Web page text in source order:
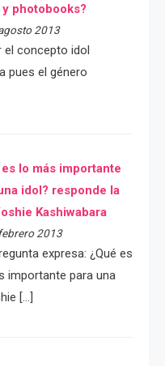
photobooks?
2013
el concepto idol
pues el género
es lo más importante
idol? responde la
Kashiwabara
2013
expresa: ¿Qué es
importante para una
[…]